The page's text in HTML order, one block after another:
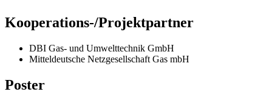
Kooperations-/Projektpartner
DBI Gas- und Umwelttechnik GmbH
Mitteldeutsche Netzgesellschaft Gas mbH
Poster